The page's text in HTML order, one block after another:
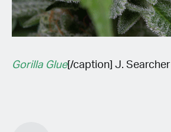
Gorilla Glue[/caption] J. Searcher